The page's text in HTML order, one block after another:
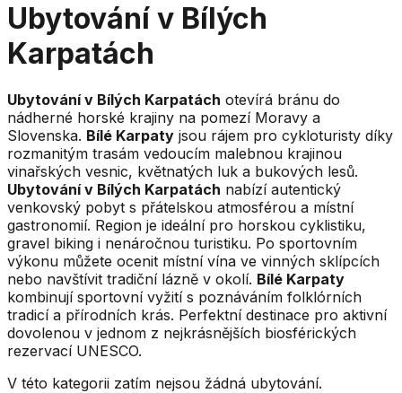
Ubytování v Bílých
Karpatách
Ubytování v Bílých Karpatách otevírá bránu do
nádherné horské krajiny na pomezí Moravy a
Slovenska. Bílé Karpaty jsou rájem pro cykloturisty díky
rozmanitým trasám vedoucím malebnou krajinou
vinařských vesnic, květnatých luk a bukových lesů.
Ubytování v Bílých Karpatách nabízí autentický
venkovský pobyt s přátelskou atmosférou a místní
gastronomií. Region je ideální pro horskou cyklistiku,
gravel biking i nenáročnou turistiku. Po sportovním
výkonu můžete ocenit místní vína ve vinných sklípcích
nebo navštívit tradiční lázně v okolí. Bílé Karpaty
kombinují sportovní vyžití s poznáváním folklórních
tradicí a přírodních krás. Perfektní destinace pro aktivní
dovolenou v jednom z nejkrásnějších biosférických
rezervací UNESCO.
V této kategorii zatím nejsou žádná ubytování.